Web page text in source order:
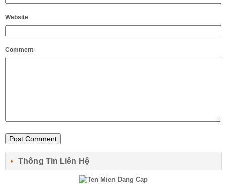
Website
Comment
Thông Tin Liên Hệ